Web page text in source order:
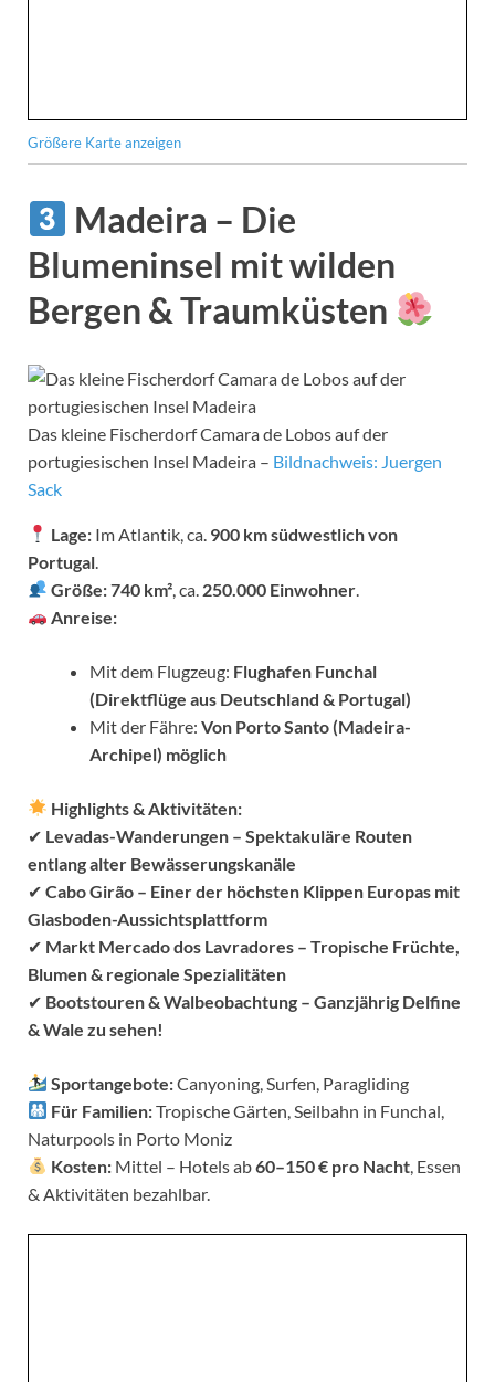
Größere Karte anzeigen
Madeira – Die
Blumeninsel mit wilden
Bergen & Traumküsten
Das kleine Fischerdorf Camara de Lobos auf der
portugiesischen Insel Madeira – Bildnachweis: Juergen
Sack
Lage: Im Atlantik, ca. 900 km südwestlich von
Portugal
Größe:740 km² , ca. 250.000 Einwohner
Anreise:
Mit dem Flugzeug: Flughafen Funchal
(Direktflüge aus Deutschland & Portugal)
Mit der Fähre: Von Porto Santo (Madeira-
Archipel) möglich
Highlights & Aktivitäten:
✔ Levadas-Wanderungen – Spektakuläre Routen
entlang alter Bewässerungskanäle
✔ Cabo Girão – Einer der höchsten Klippen Europas mit
Glasboden-Aussichtsplattform
✔ Markt Mercado dos Lavradores – Tropische Früchte,
Blumen & regionale Spezialitäten
✔ Bootstouren & Walbeobachtung – Ganzjährig Delfine
& Wale zu sehen!
Sportangebote:Canyoning, Surfen, Paragliding
Für Familien:Tropische Gärten, Seilbahn in Funchal,
Naturpools in Porto Moniz
Kosten: Mittel – Hotels ab60–150 € pro Nacht , Essen
& Aktivitäten bezahlbar.